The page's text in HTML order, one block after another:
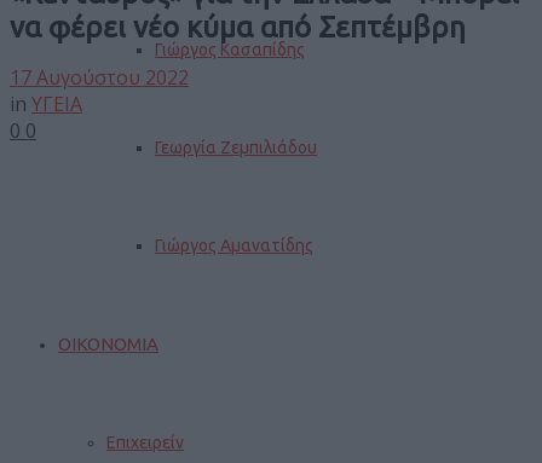
Γιώργος Κασαπίδης
Γεωργία Ζεμπιλιάδου
Γιώργος Αμανατίδης
ΟΙΚΟΝΟΜΙΑ
Επιχειρείν
να φέρει νέο κύμα από Σεπτέμβρη
17 Αυγούστου 2022
in ΥΓΕΙΑ
0 0